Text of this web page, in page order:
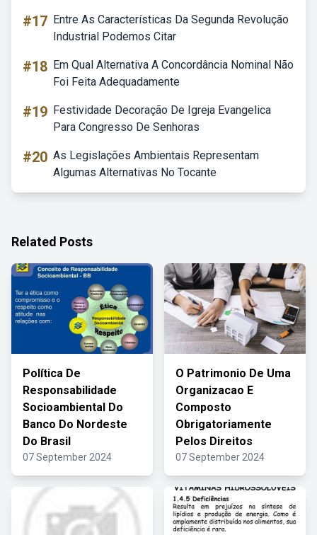
#17 Entre As Características Da Segunda Revolução
Industrial Podemos Citar
#18 Em Qual Alternativa A Concordância Nominal Não
Foi Feita Adequadamente
#19 Festividade Decoração De Igreja Evangelica
Para Congresso De Senhoras
#20 As Legislações Ambientais Representam
Algumas Alternativas No Tocante
Related Posts
Política De
Responsabilidade
Socioambiental Do
Banco Do Nordeste
Do Brasil
07 September 2024
O Patrimonio De Uma
Organizacao E
Composto
Obrigatoriamente
Pelos Direitos
07 September 2024